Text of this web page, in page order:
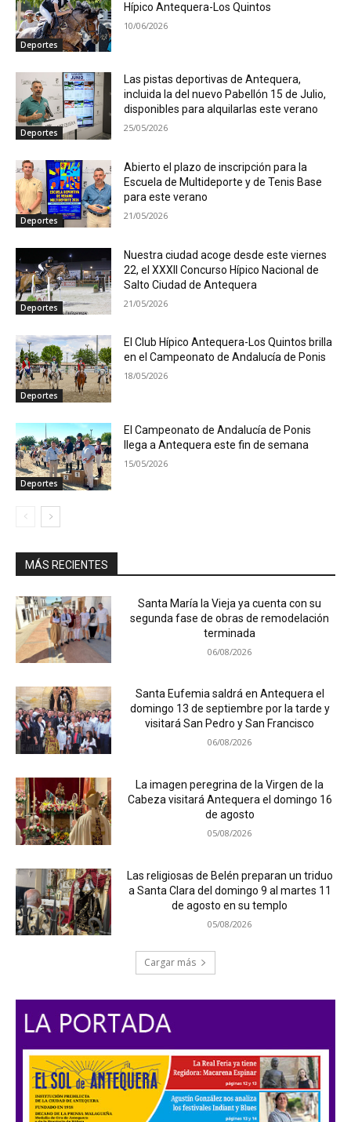
Deportes
Hípico Antequera-Los Quintos
10/06/2026
Deportes
Las pistas deportivas de Antequera,
incluida la del nuevo Pabellón 15 de Julio,
disponibles para alquilarlas este verano
25/05/2026
Deportes
Abierto el plazo de inscripción para la
Escuela de Multideporte y de Tenis Base
para este verano
21/05/2026
Deportes
Nuestra ciudad acoge desde este viernes
22, el XXXII Concurso Hípico Nacional de
Salto Ciudad de Antequera
21/05/2026
Deportes
El Club Hípico Antequera-Los Quintos brilla
en el Campeonato de Andalucía de Ponis
18/05/2026
Deportes
El Campeonato de Andalucía de Ponis
llega a Antequera este fin de semana
15/05/2026
MÁS RECIENTES
Santa María la Vieja ya cuenta con su
segunda fase de obras de remodelación
terminada
06/08/2026
Santa Eufemia saldrá en Antequera el
domingo 13 de septiembre por la tarde y
visitará San Pedro y San Francisco
06/08/2026
La imagen peregrina de la Virgen de la
Cabeza visitará Antequera el domingo 16
de agosto
05/08/2026
Las religiosas de Belén preparan un triduo
a Santa Clara del domingo 9 al martes 11
de agosto en su templo
05/08/2026
Cargar más